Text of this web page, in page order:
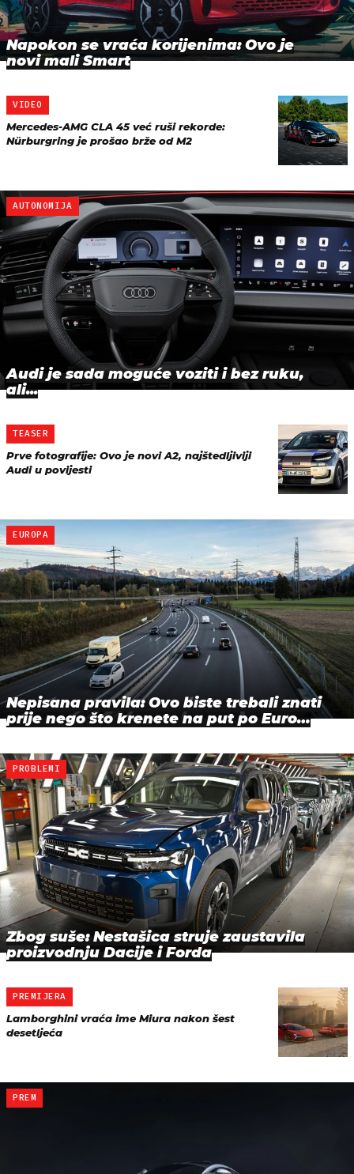
Napokon se vraća korijenima: Ovo je
novi mali Smart
VIDEO
Mercedes-AMG CLA 45 već ruši rekorde:
Nürburgring je prošao brže od M2
AUTONOMIJA
Audi je sada moguće voziti i bez ruku,
ali...
TEASER
Prve fotografije: Ovo je novi A2, najštedljiviji
Audi u povijesti
EUROPA
Nepisana pravila: Ovo biste trebali znati
prije nego što krenete na put po Euro…
PROBLEMI
Zbog suše: Nestašica struje zaustavila
proizvodnju Dacije i Forda
PREMIJERA
Lamborghini vraća ime Miura nakon šest
desetljeća
PREM